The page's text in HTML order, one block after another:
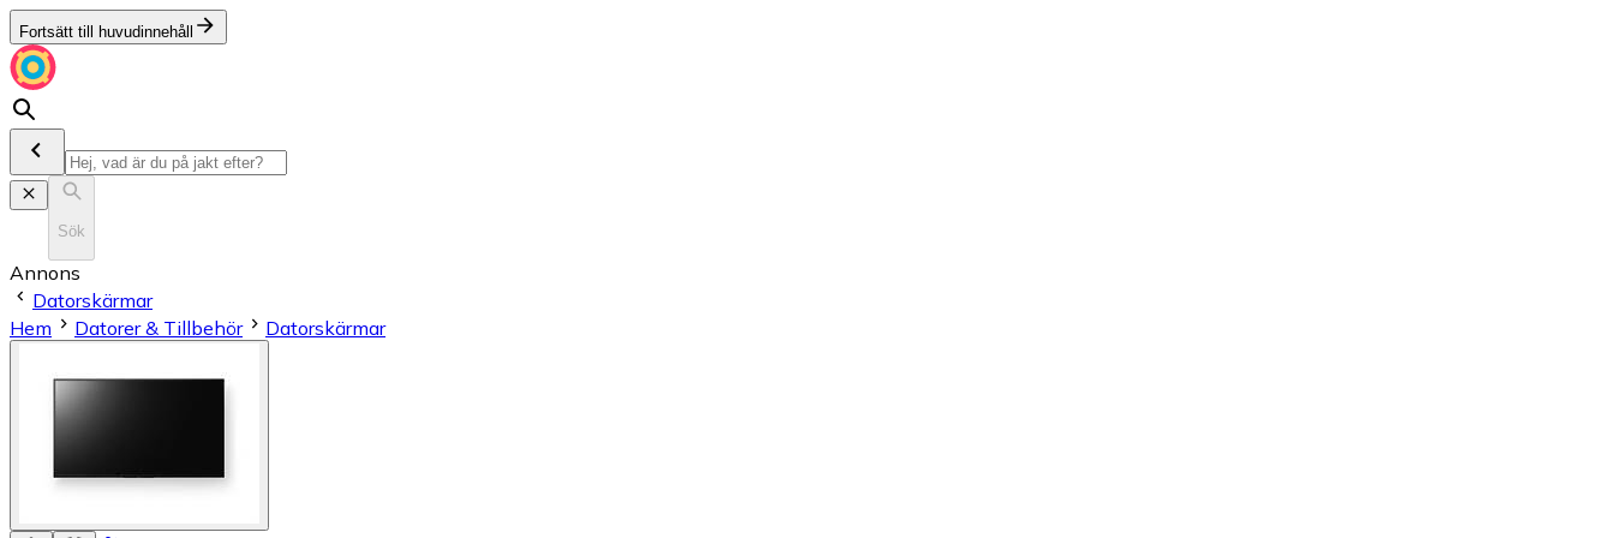
Fortsätt till huvudinnehåll
Sök
Annons
Datorskärmar
Hem
Datorer & Tillbehör Datorskärmar